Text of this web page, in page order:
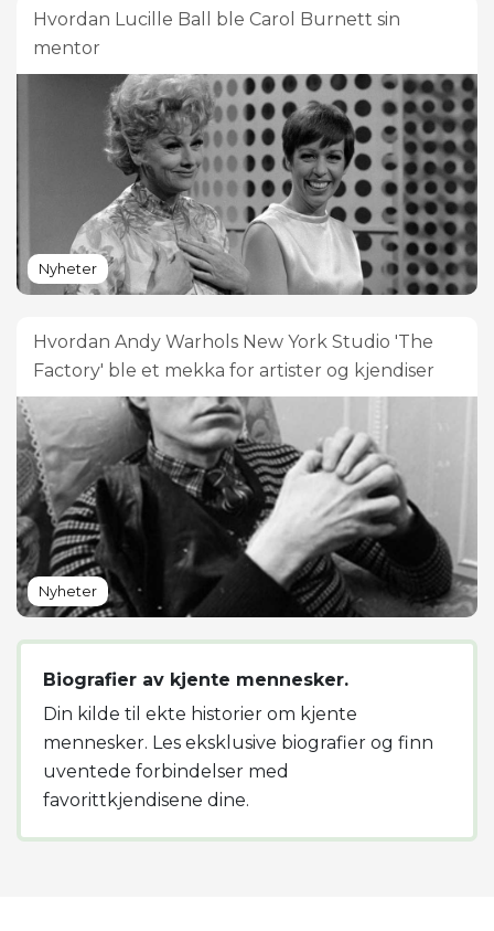
Hvordan Lucille Ball ble Carol Burnett sin
mentor
Nyheter
Hvordan Andy Warhols New York Studio 'The
Factory' ble et mekka for artister og kjendiser
Nyheter
Biografier av kjente mennesker.
Din kilde til ekte historier om kjente
mennesker. Les eksklusive biografier og finn
uventede forbindelser med
favorittkjendisene dine.